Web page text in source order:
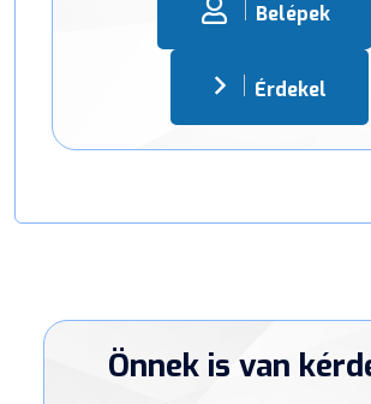
Belépek
Érdekel
Önnek is van